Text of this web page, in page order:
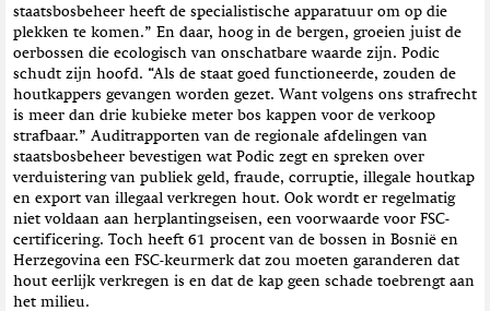
staatsbosbeheer heeft de specialistische apparatuur om op die
plekken te komen.” En daar, hoog in de bergen, groeien juist de
oerbossen die ecologisch van onschatbare waarde zijn. Podic
schudt zijn hoofd. “Als de staat goed functioneerde, zouden de
houtkappers gevangen worden gezet. Want volgens ons strafrecht
is meer dan drie kubieke meter bos kappen voor de verkoop
strafbaar.” Auditrapporten van de regionale afdelingen van
staatsbosbeheer bevestigen wat Podic zegt en spreken over
verduistering van publiek geld, fraude, corruptie, illegale houtkap
en export van illegaal verkregen hout. Ook wordt er regelmatig
niet voldaan aan herplantingseisen, een voorwaarde voor FSC-
certificering. Toch heeft 61 procent van de bossen in Bosnië en
Herzegovina een FSC-keurmerk dat zou moeten garanderen dat
hout eerlijk verkregen is en dat de kap geen schade toebrengt aan
het milieu.